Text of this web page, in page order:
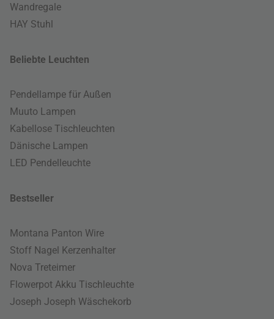
Wandregale
HAY Stuhl
Beliebte Leuchten
Pendellampe für Außen
Muuto Lampen
Kabellose Tischleuchten
Dänische Lampen
LED Pendelleuchte
Bestseller
Montana Panton Wire
Stoff Nagel Kerzenhalter
Nova Treteimer
Flowerpot Akku Tischleuchte
Joseph Joseph Wäschekorb